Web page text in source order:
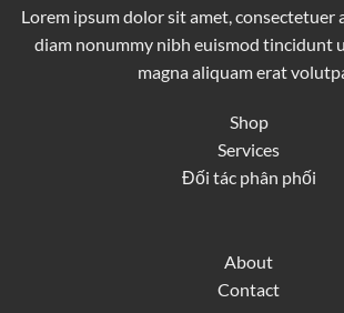
Lorem ipsum dolor sit amet, consectetuer
diam nonummy nibh euismod tincidunt
magna aliquam erat
Shop
Services
Đối tác phân phối
About
Contact